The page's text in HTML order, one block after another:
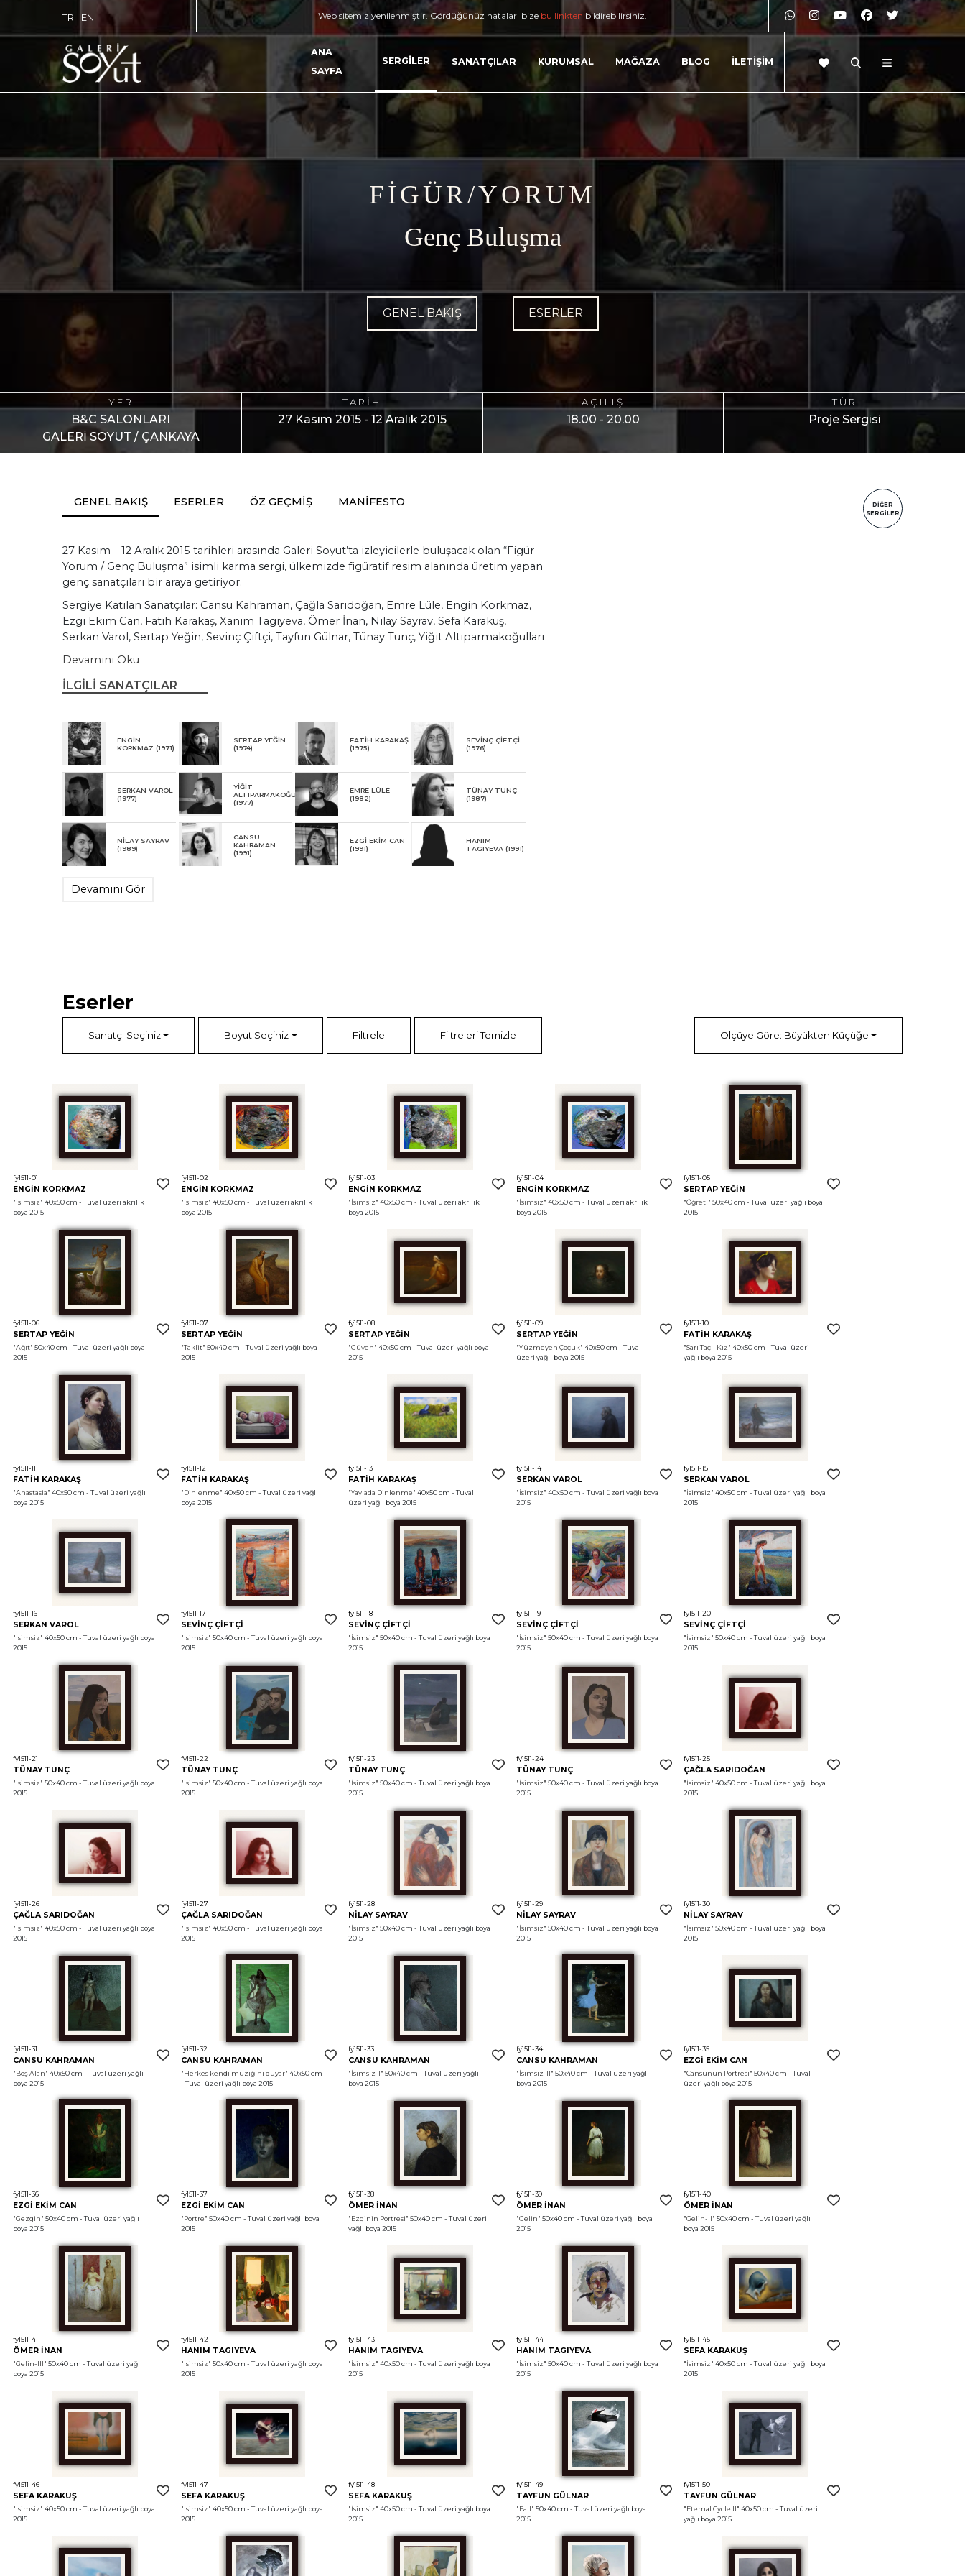
TR EN Web sitemiz yenilenmiştir. Gördüğünüz hataları bize bu linkten bildirebilirsiniz.
ANA
SAYFA
SERGİLER SANATÇILAR KURUMSAL MAĞAZA BLOG İLETİŞİM
FİGÜR/YORUM
Genç Buluşma
GENEL BAKIŞ ESERLER
YER
B&C SALONLARI
GALERİ SOYUT / ÇANKAYA
TARİH
27 Kasım 2015 - 12 Aralık 2015
AÇILIŞ
18.00 - 20.00
TÜR
Proje Sergisi
GENEL BAKIŞ ESERLER ÖZ GEÇMİŞ MANİFESTO
DİĞER
SERGİLER
27 Kasım – 12 Aralık 2015 tarihleri arasında Galeri Soyut’ta izleyicilerle buluşacak olan “Figür-
Yorum / Genç Buluşma” isimli karma sergi, ülkemizde figüratif resim alanında üretim yapan
genç sanatçıları bir araya getiriyor.
Sergiye Katılan Sanatçılar: Cansu Kahraman, Çağla Sarıdoğan, Emre Lüle, Engin Korkmaz,
Ezgi Ekim Can, Fatih Karakaş, Xanım Tagıyeva, Ömer İnan, Nilay Sayrav, Sefa Karakuş,
Serkan Varol, Sertap Yeğin, Sevinç Çiftçi, Tayfun Gülnar, Tünay Tunç, Yiğit Altıparmakoğulları
Devamını Oku
İLGİLİ SANATÇILAR
ENGİN
KORKMAZ (1971)
SERTAP YEĞİN
(1974)
FATİH KARAKAŞ
(1975)
SEVİNÇ ÇİFTÇİ
(1976)
SERKAN VAROL
(1977)
YİĞİT
ALTIPARMAKOĞULLARI
(1977)
EMRE LÜLE
(1982)
TÜNAY TUNÇ
(1987)
NİLAY SAYRAV
(1989)
CANSU
KAHRAMAN
(1991)
EZGİ EKİM CAN
(1991)
HANIM
TAGIYEVA (1991)
Devamını Gör
Eserler
Sanatçı Seçiniz Boyut Seçiniz Filtrele Filtreleri Temizle Ölçüye Göre: Büyükten Küçüğe
fy1511-01
ENGİN KORKMAZ
"İsimsiz" 40x50 cm - Tuval üzeri akrilik
boya 2015
fy1511-02
ENGİN KORKMAZ
"İsimsiz" 40x50 cm - Tuval üzeri akrilik
boya 2015
fy1511-03
ENGİN KORKMAZ
"İsimsiz" 40x50 cm - Tuval üzeri akrilik
boya 2015
fy1511-04
ENGİN KORKMAZ
"İsimsiz" 40x50 cm - Tuval üzeri akrilik
boya 2015
fy1511-05
SERTAP YEĞİN
"Öğreti" 50x40 cm - Tuval üzeri yağlı boya
2015
fy1511-06
SERTAP YEĞİN
"Ağıt" 50x40 cm - Tuval üzeri yağlı boya
2015
fy1511-07
SERTAP YEĞİN
"Taklit" 50x40 cm - Tuval üzeri yağlı boya
2015
fy1511-08
SERTAP YEĞİN
"Güven" 40x50 cm - Tuval üzeri yağlı boya
2015
fy1511-09
SERTAP YEĞİN
"Yüzmeyen Çoçuk" 40x50 cm - Tuval
üzeri yağlı boya 2015
fy1511-10
FATİH KARAKAŞ
"Sarı Taçlı Kız" 40x50 cm - Tuval üzeri
yağlı boya 2015
fy1511-11
FATİH KARAKAŞ
"Anastasia" 40x50 cm - Tuval üzeri yağlı
boya 2015
fy1511-12
FATİH KARAKAŞ
"Dinlenme" 40x50 cm - Tuval üzeri yağlı
boya 2015
fy1511-13
FATİH KARAKAŞ
"Yaylada Dinlenme" 40x50 cm - Tuval
üzeri yağlı boya 2015
fy1511-14
SERKAN VAROL
"İsimsiz" 40x50 cm - Tuval üzeri yağlı boya
2015
fy1511-15
SERKAN VAROL
"İsimsiz" 40x50 cm - Tuval üzeri yağlı boya
2015
fy1511-16
SERKAN VAROL
"İsimsiz" 40x50 cm - Tuval üzeri yağlı boya
2015
fy1511-17
SEVİNÇ ÇİFTÇİ
"İsimsiz" 50x40 cm - Tuval üzeri yağlı boya
2015
fy1511-18
SEVİNÇ ÇİFTÇİ
"İsimsiz" 50x40 cm - Tuval üzeri yağlı boya
2015
fy1511-19
SEVİNÇ ÇİFTÇİ
"İsimsiz" 50x40 cm - Tuval üzeri yağlı boya
2015
fy1511-20
SEVİNÇ ÇİFTÇİ
"İsimsiz" 50x40 cm - Tuval üzeri yağlı boya
2015
fy1511-21
TÜNAY TUNÇ
"İsimsiz" 50x40 cm - Tuval üzeri yağlı boya
2015
fy1511-22
TÜNAY TUNÇ
"İsimsiz" 50x40 cm - Tuval üzeri yağlı boya
2015
fy1511-23
TÜNAY TUNÇ
"İsimsiz" 50x40 cm - Tuval üzeri yağlı boya
2015
fy1511-24
TÜNAY TUNÇ
"İsimsiz" 50x40 cm - Tuval üzeri yağlı boya
2015
fy1511-25
ÇAĞLA SARIDOĞAN
"İsimsiz" 40x50 cm - Tuval üzeri yağlı boya
2015
fy1511-26
ÇAĞLA SARIDOĞAN
"İsimsiz" 40x50 cm - Tuval üzeri yağlı boya
2015
fy1511-27
ÇAĞLA SARIDOĞAN
"İsimsiz" 40x50 cm - Tuval üzeri yağlı boya
2015
fy1511-28
NİLAY SAYRAV
"İsimsiz" 50x40 cm - Tuval üzeri yağlı boya
2015
fy1511-29
NİLAY SAYRAV
"İsimsiz" 50x40 cm - Tuval üzeri yağlı boya
2015
fy1511-30
NİLAY SAYRAV
"İsimsiz" 50x40 cm - Tuval üzeri yağlı boya
2015
fy1511-31
CANSU KAHRAMAN
"Boş Alan" 40x50 cm - Tuval üzeri yağlı
boya 2015
fy1511-32
CANSU KAHRAMAN
"Herkes kendi müziğini duyar" 40x50 cm
- Tuval üzeri yağlı boya 2015
fy1511-33
CANSU KAHRAMAN
"İsimsiz-I" 50x40 cm - Tuval üzeri yağlı
boya 2015
fy1511-34
CANSU KAHRAMAN
"İsimsiz-II" 50x40 cm - Tuval üzeri yağlı
boya 2015
fy1511-35
EZGİ EKİM CAN
"Cansunun Portresi" 50x40 cm - Tuval
üzeri yağlı boya 2015
fy1511-36
EZGİ EKİM CAN
"Gezgin" 50x40 cm - Tuval üzeri yağlı
boya 2015
fy1511-37
EZGİ EKİM CAN
"Portre" 50x40 cm - Tuval üzeri yağlı boya
2015
fy1511-38
ÖMER İNAN
"Ezginin Portresi" 50x40 cm - Tuval üzeri
yağlı boya 2015
fy1511-39
ÖMER İNAN
"Gelin" 50x40 cm - Tuval üzeri yağlı boya
2015
fy1511-40
ÖMER İNAN
"Gelin-II" 50x40 cm - Tuval üzeri yağlı
boya 2015
fy1511-41
ÖMER İNAN
"Gelin-III" 50x40 cm - Tuval üzeri yağlı
boya 2015
fy1511-42
HANIM TAGIYEVA
"İsimsiz" 50x40 cm - Tuval üzeri yağlı boya
2015
fy1511-43
HANIM TAGIYEVA
"İsimsiz" 40x50 cm - Tuval üzeri yağlı boya
2015
fy1511-44
HANIM TAGIYEVA
"İsimsiz" 50x40 cm - Tuval üzeri yağlı boya
2015
fy1511-45
SEFA KARAKUŞ
"İsimsiz" 40x50 cm - Tuval üzeri yağlı boya
2015
fy1511-46
SEFA KARAKUŞ
"İsimsiz" 40x50 cm - Tuval üzeri yağlı boya
2015
fy1511-47
SEFA KARAKUŞ
"İsimsiz" 40x50 cm - Tuval üzeri yağlı boya
2015
fy1511-48
SEFA KARAKUŞ
"İsimsiz" 40x50 cm - Tuval üzeri yağlı boya
2015
fy1511-49
TAYFUN GÜLNAR
"Fall" 50x40 cm - Tuval üzeri yağlı boya
2015
fy1511-50
TAYFUN GÜLNAR
"Eternal Cycle II" 40x50 cm - Tuval üzeri
yağlı boya 2015